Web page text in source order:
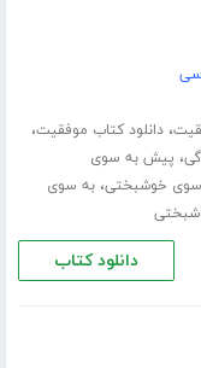
،دانلود کتاب موفقیت،
، پیش به سوی
خوشبختی،به سوی
دانلود کتاب